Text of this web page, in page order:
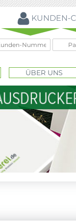
KUNDEN-
ÜBER UNS